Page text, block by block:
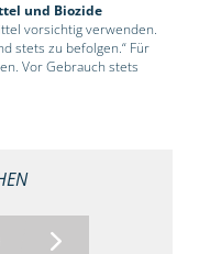
und Biozide
vorsichtig verwenden.
stets zu befolgen.“ Für
Vor Gebrauch stets